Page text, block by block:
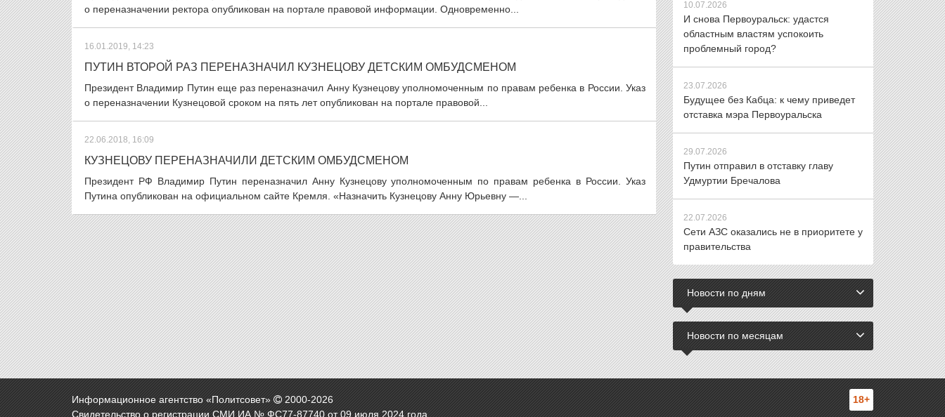
о переназначении ректора опубликован на портале правовой информации. Одновременно...
16.01.2019, 14:23
ПУТИН ВТОРОЙ РАЗ ПЕРЕНАЗНАЧИЛ КУЗНЕЦОВУ ДЕТСКИМ ОМБУДСМЕНОМ
Президент Владимир Путин еще раз переназначил Анну Кузнецову уполномоченным по правам ребенка в России. Указ
о переназначении Кузнецовой сроком на пять лет опубликован на портале правовой...
22.06.2018, 16:09
КУЗНЕЦОВУ ПЕРЕНАЗНАЧИЛИ ДЕТСКИМ ОМБУДСМЕНОМ
Президент РФ Владимир Путин переназначил Анну Кузнецову уполномоченным по правам ребенка в России. Указ
Путина опубликован на официальном сайте Кремля. «Назначить Кузнецову Анну Юрьевну —...
10.07.2026
И снова Первоуральск: удастся
областным властям успокоить
проблемный город?
23.07.2026
Будущее без Кабца: к чему приведет
отставка мэра Первоуральска
29.07.2026
Путин отправил в отставку главу
Удмуртии Бречалова
22.07.2026
Сети АЗС оказались не в приоритете у
правительства
Новости по дням
Новости по месяцам
Информационное агентство «Политсовет» 2000-2026
Свидетельство о регистрации СМИ ИА № ФС77-87740 от 09 июля 2024 года.
18+